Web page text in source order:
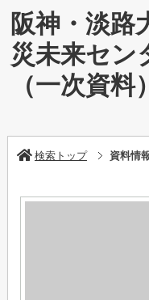
阪神・淡路
災未来セ
（一次資料
検索トップ 資料情